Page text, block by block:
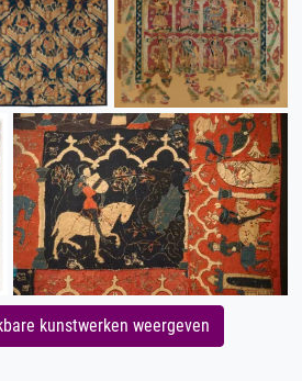
kunstwerken weergeven